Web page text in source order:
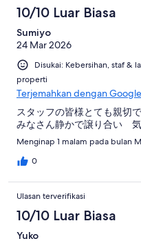
10/10 Luar Biasa
Sumiyo
24 Mar 2026
Disukai: Kebersihan, staf &
properti
Terjemahkan dengan Google
スタッフの皆様とても親切
みなさん静かで譲り合い 気
Menginap 1 malam pada bulan
0
Ulasan terverifikasi
10/10 Luar Biasa
Yuko